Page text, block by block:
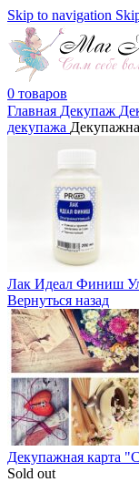
Skip to navigation
0 товаров
Главная Декупаж
декупажа
Лак Идеал Финиш
Вернуться назад
Декупажная карта
Sold out